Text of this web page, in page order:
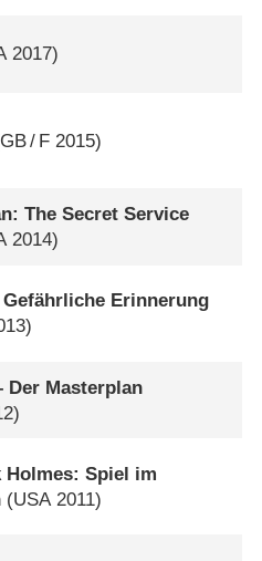
2017)
GB/ F 2015)
The Secret Service
2014)
Gefährliche Erinnerung
Der Masterplan
Holmes: Spiel im
(USA 2011)